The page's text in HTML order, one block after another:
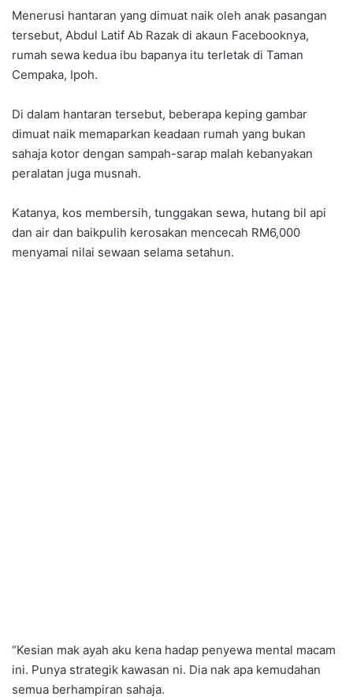
Menerusi hantaran yang dimuat naik oleh anak pasangan
tersebut, Abdul Latif Ab Razak di akaun Facebooknya,
rumah sewa kedua ibu bapanya itu terletak di Taman
Cempaka, Ipoh.
Di dalam hantaran tersebut, beberapa keping gambar
dimuat naik memaparkan keadaan rumah yang bukan
sahaja kotor dengan sampah-sarap malah kebanyakan
peralatan juga musnah.
Katanya, kos membersih, tunggakan sewa, hutang bil api
dan air dan baikpulih kerosakan mencecah RM6,000
menyamai nilai sewaan selama setahun.
“Kesian mak ayah aku kena hadap penyewa mental macam
ini. Punya strategik kawasan ni. Dia nak apa kemudahan
semua berhampiran sahaja.